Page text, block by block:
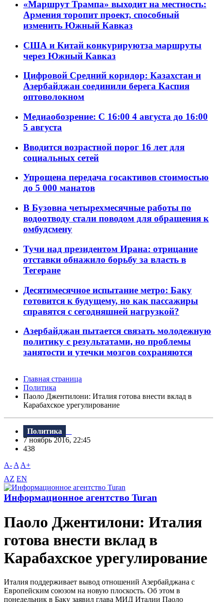
«Маршрут Трампа» выходит на местность:
Армения торопит проект, способный
изменить Южный Кавказ
США и Китай конкурируютза маршруты
через Южный Кавказ
Цифровой Средний коридор: Казахстан и
Азербайджан соединили берега Каспия
оптоволокном
Медиаобозрение: С 16:00 4 августа до 16:00
5 августа
Вводится возрастной порог 16 лет для
социальных сетей
Упрощена передача госактивов стоимостью
до 5 000 манатов
В Бузовна четырехмесячные работы по
водоотводу стали поводом для обращения к
омбудсмену
Тучи над президентом Ирана: отрицание
отставки обнажило борьбу за власть в
Тегеране
Десятимесячное испытание метро: Баку
готовится к будущему, но как пассажиры
справятся с сегодняшней нагрузкой?
Азербайджан пытается связать молодежную
политику с результатами, но проблемы
занятости и утечки мозгов сохраняются
Главная страница
Политика
Паоло Джентилони: Италия готова внести вклад в
Карабахское урегулирование
Политика
7 ноябрь 2016, 22:45
438
A- A A+
AZ EN
Информационное агентство Turan
Паоло Джентилони: Италия
готова внести вклад в
Карабахское урегулирование
Италия поддерживает вывод отношений Азербайджана с
Европейским союзом на новую плоскость. Об этом в
понедельник в Баку заявил глава МИД Италии Паоло